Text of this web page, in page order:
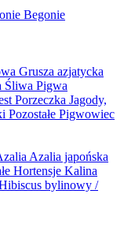
Begonie
Grusza azjatycka
Śliwa Pigwa
Porzeczka Jagody,
Pozostałe Pigwowiec
Azalia japońska
Hortensje Kalina
bylinowy /